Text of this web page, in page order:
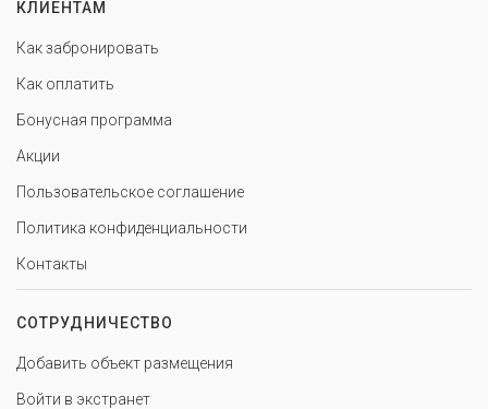
КЛИЕНТАМ
Как забронировать
Как оплатить
Бонусная программа
Акции
Пользовательское соглашение
Политика конфиденциальности
Контакты
СОТРУДНИЧЕСТВО
Добавить объект размещения
Войти в экстранет